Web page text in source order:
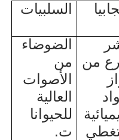
السلبيات
من
الضوضاء
من
الأصوات
العالية
للحيوانا
ت.